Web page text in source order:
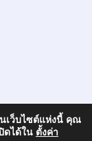
เว็บไซต์แห่งนี้ คุณ
ดได้ใน ตั้งค่า